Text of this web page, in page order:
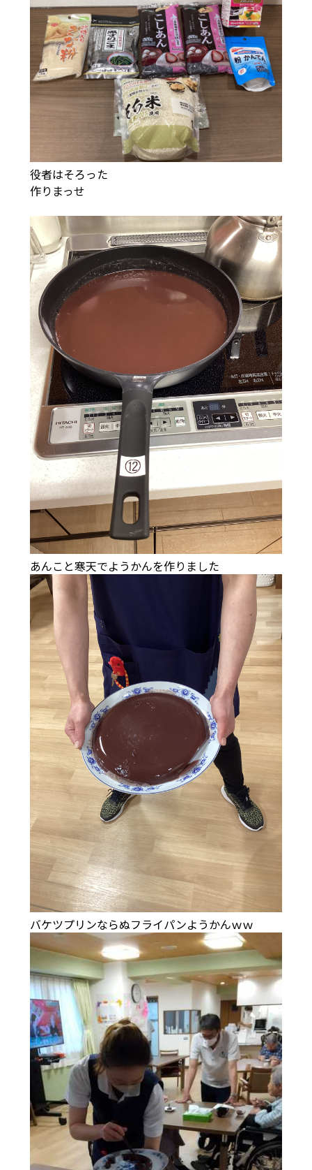
役者はそろった
作りまっせ
あんこと寒天でようかんを作りました
バケツプリンならぬフライパンようかんｗｗ